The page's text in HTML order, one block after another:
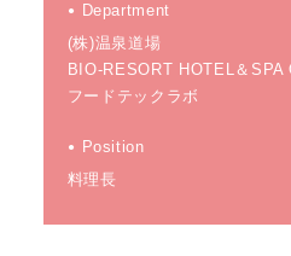
Department
(株)温泉道場
BIO-RESORT HOTEL＆
フードテックラボ
Position
料理長